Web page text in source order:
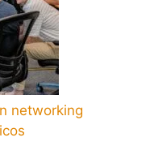
networking